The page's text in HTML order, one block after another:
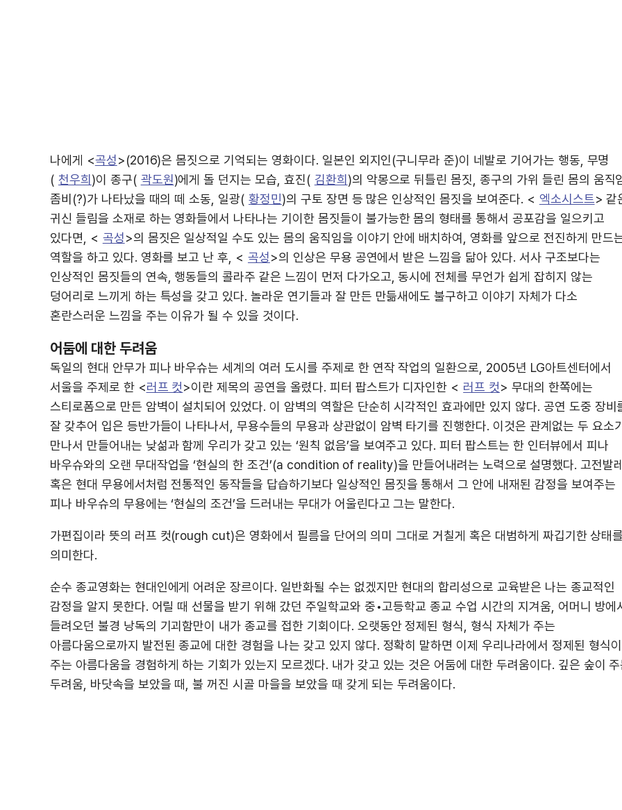
나에게 <곡성>(2016)은 몸짓으로 기억되는 영화이다. 일본인 외지인(구니무라 준)이 네발로 기어가는 행동, 무명
( 천우희 )이 종구( 곽도원)에게 돌 던지는 모습, 효진( 김환희 )의 악몽으로 뒤틀린 몸짓, 종구의 가위 들린 몸의 움직
좀비(?)가 나타났을 때의 떼 소동, 일광( 황정민)의 구토 장면 등 많은 인상적인 몸짓을 보여준다. < 엑소시스트> 같
귀신 들림을 소재로 하는 영화들에서 나타나는 기이한 몸짓들이 불가능한 몸의 형태를 통해서 공포감을 일으키고
있다면, < 곡성>의 몸짓은 일상적일 수도 있는 몸의 움직임을 이야기 안에 배치하여, 영화를 앞으로 전진하게 만드
역할을 하고 있다. 영화를 보고 난 후, < 곡성>의 인상은 무용 공연에서 받은 느낌을 닮아 있다. 서사 구조보다는
인상적인 몸짓들의 연속, 행동들의 콜라주 같은 느낌이 먼저 다가오고, 동시에 전체를 무언가 쉽게 잡히지 않는
덩어리로 느끼게 하는 특성을 갖고 있다. 놀라운 연기들과 잘 만든 만듦새에도 불구하고 이야기 자체가 다소
혼란스러운 느낌을 주는 이유가 될 수 있을 것이다.
어둠에 대한 두려움
독일의 현대 안무가 피나 바우슈는 세계의 여러 도시를 주제로 한 연작 작업의 일환으로, 2005년 LG아트센터에서
서울을 주제로 한 <러프 컷>이란 제목의 공연을 올렸다. 피터 팝스트가 디자인한 < 러프 컷> 무대의 한쪽에는
스티로폼으로 만든 암벽이 설치되어 있었다. 이 암벽의 역할은 단순히 시각적인 효과에만 있지 않다. 공연 도중 장비
잘 갖추어 입은 등반가들이 나타나서, 무용수들의 무용과 상관없이 암벽 타기를 진행한다. 이것은 관계없는 두 요소
만나서 만들어내는 낮섦과 함께 우리가 갖고 있는 ‘원칙 없음’을 보여주고 있다. 피터 팝스트는 한 인터뷰에서 피나
바우슈와의 오랜 무대작업을 ‘현실의 한 조건’(a condition of reality)을 만들어내려는 노력으로 설명했다. 고전발
혹은 현대 무용에서처럼 전통적인 동작들을 답습하기보다 일상적인 몸짓을 통해서 그 안에 내재된 감정을 보여주는
피나 바우슈의 무용에는 ‘현실의 조건’을 드러내는 무대가 어울린다고 그는 말한다.
가편집이라 뜻의 러프 컷(rough cut)은 영화에서 필름을 단어의 의미 그대로 거칠게 혹은 대범하게 짜깁기한 상태
의미한다.
순수 종교영화는 현대인에게 어려운 장르이다. 일반화될 수는 없겠지만 현대의 합리성으로 교육받은 나는 종교적인
감정을 알지 못한다. 어릴 때 선물을 받기 위해 갔던 주일학교와 중•고등학교 종교 수업 시간의 지겨움, 어머니 방에
들려오던 불경 낭독의 기괴함만이 내가 종교를 접한 기회이다. 오랫동안 정제된 형식, 형식 자체가 주는
아름다움으로까지 발전된 종교에 대한 경험을 나는 갖고 있지 않다. 정확히 말하면 이제 우리나라에서 정제된 형식이
주는 아름다움을 경험하게 하는 기회가 있는지 모르겠다. 내가 갖고 있는 것은 어둠에 대한 두려움이다. 깊은 숲이
두려움, 바닷속을 보았을 때, 불 꺼진 시골 마을을 보았을 때 갖게 되는 두려움이다.